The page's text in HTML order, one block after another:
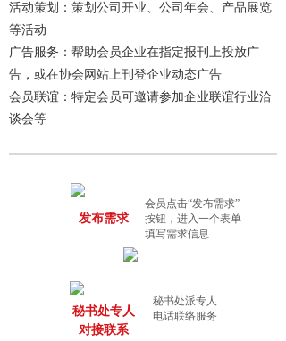
发布需求
会员点击“发布需求”
按钮，进入一个表单
填写需求信息
秘书处专人
对接联系
秘书处派专人
电话联络服务
活动策划：策划公司开业、公司年会、产品展览
等活动
广告服务：帮助会员企业在指定报刊上投放广
告，或在协会网站上刊登企业动态广告
会员联谊：特定会员可邀请参加企业联谊行业洽
谈会等